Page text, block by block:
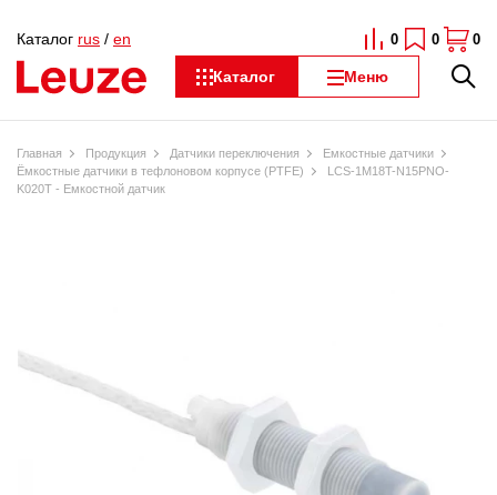
Каталог Меню
Каталог rus / en 0 0 0
Главная Продукция Датчики переключения
Емкостные датчики
Ёмкостные датчики в тефлоновом корпусе (PTFE)
LCS-1M18T-N15PNO-
K020T - Емкостной датчик